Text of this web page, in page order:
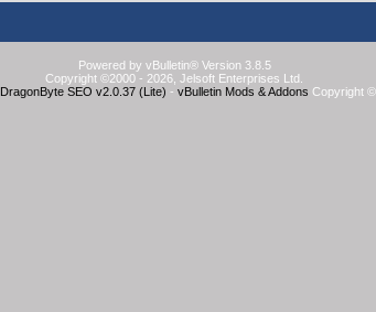
Powered by vBulletin® Version 3.8.5
Copyright ©2000 - 2026, Jelsoft Enterprises Ltd.
DragonByte SEO v2.0.37 (Lite) - vBulletin Mods & Addons Copyright